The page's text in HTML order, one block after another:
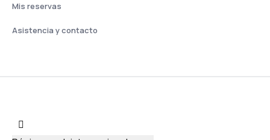
Mis reservas
Asistencia y contacto